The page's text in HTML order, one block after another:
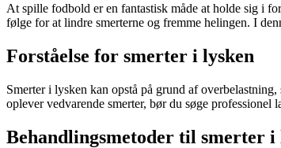
At spille fodbold er en fantastisk måde at holde sig i
følge for at lindre smerterne og fremme helingen. I
Forståelse for smerter i lysken
Smerter i lysken kan opstå på grund af
oplever vedvarende smerter, bør du søge
Behandlingsmetoder til smerter i